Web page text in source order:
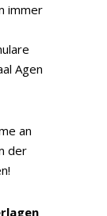
immer
Agen
an
der